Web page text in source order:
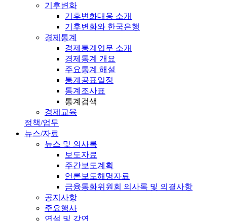
기후변화
기후변화대응 소개
기후변화와 한국은행
경제통계
경제통계업무 소개
경제통계 개요
주요통계 해설
통계공표일정
통계조사표
통계검색
경제교육
정책/업무
뉴스/자료
뉴스 및 의사록
보도자료
주간보도계획
언론보도해명자료
금융통화위원회 의사록 및 의결사항
공지사항
주요행사
연설 및 강연